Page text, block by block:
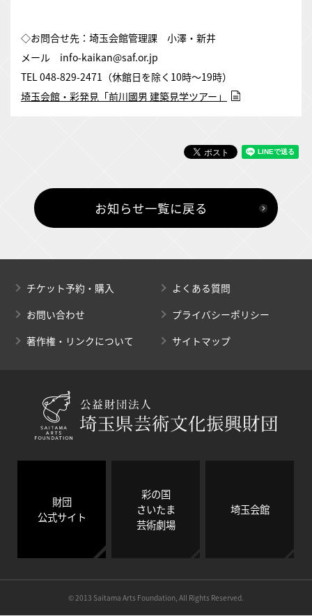
◇お問合せ先：埼玉会館管理課 小澤・新井
メール info-kaikan@saf.or.jp
TEL 048-829-2471（休館日を除く10時～19時）
埼玉会館・彩発見「前川國男 建築見学ツアー」
お知らせ一覧に戻る
チケット予約・購入
よくある質問
お問い合わせ
プライバシーポリシー
著作権・リンクについて
サイトマップ
財団
公式サイト
彩の国
さいたま
芸術劇場
埼玉会館
© 2013 Saitama Arts Foundation, All Rights Reserved.